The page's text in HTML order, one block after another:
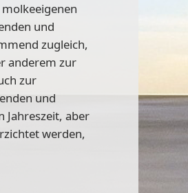
und
zugleich,
anderem zur
zur
und
Jahreszeit, aber
werden,